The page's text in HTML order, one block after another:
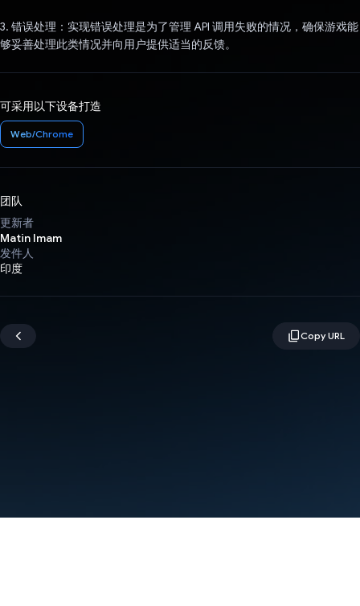
3. 错误处理：实现错误处理是为了管理 API 调用失败的情况，确保游戏能
够妥善处理此类情况并向用户提供适当的反馈。
可采用以下设备打造
Web/Chrome
团队
更新者
Matin Imam
发件人
印度